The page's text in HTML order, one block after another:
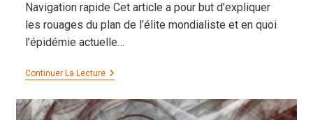
Navigation rapide Cet article a pour but d’expliquer
les rouages du plan de l’élite mondialiste et en quoi
l’épidémie actuelle…
Continuer La LectureUne